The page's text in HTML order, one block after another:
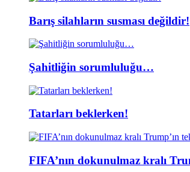
Barış silahların susması değildir!
Şahitliğin sorumluluğu…
Tatarları beklerken!
FIFA’nın dokunulmaz kralı